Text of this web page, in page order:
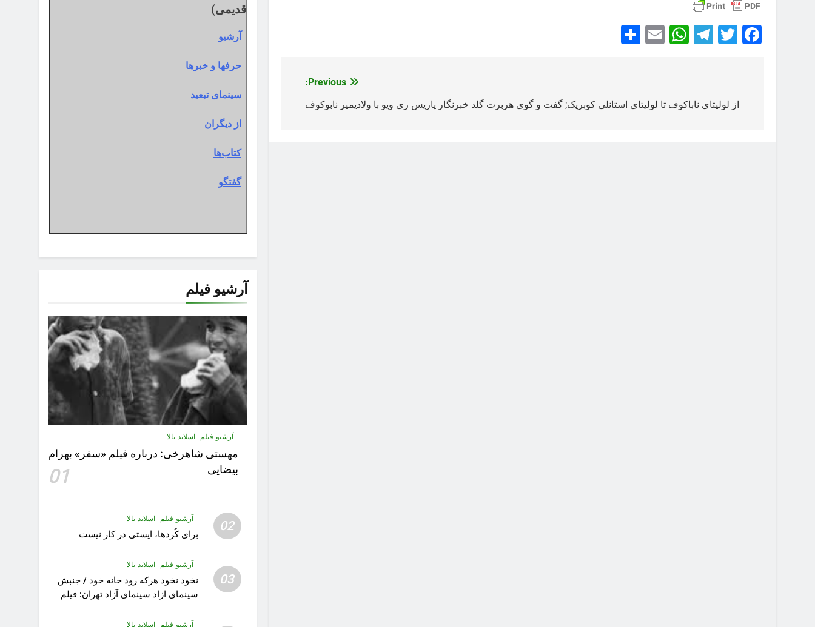
Facebook
Twitter
Telegram
WhatsApp
Email
نوشته
Previous:
از لولیتای ناباکوف تا لولیتای استانلی کوبریک; گفت‌ و گوی هربرت گلد خبرنگار پاریس‌ ری ویو با ولادیمیر نابوکوف
قدیمی)
آرشیو
حرفها و خبرها
سینمای تبعید
از دیگران
کتاب‌ها
گفتگو
آرشیو فیلم
آرشیو فیلم اسلاید بالا
مهستى شاهرخى:‌ درباره فيلم «سفر» بهرام
بیضایی
01
02 آرشیو فیلم اسلاید بالا
برای کُردها، ایستی در کار نیست
03
آرشیو فیلم اسلاید بالا
نخود نخود هرکه رود خانه خود / جنبش
سینمای ازاد سینمای آزاد تهران: فیلم
آرشیو فیلم اسلاید بالا